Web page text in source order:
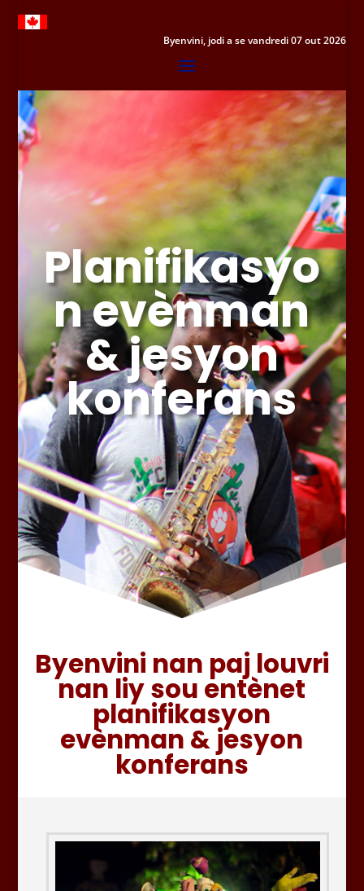
Byenvini, jodi a se vandredi 07 out 2026
Planifikasyo
n evènman
& jesyon
konferans
Byenvini nan paj louvri
nan liy sou entènet
planifikasyon
evènman & jesyon
konferans